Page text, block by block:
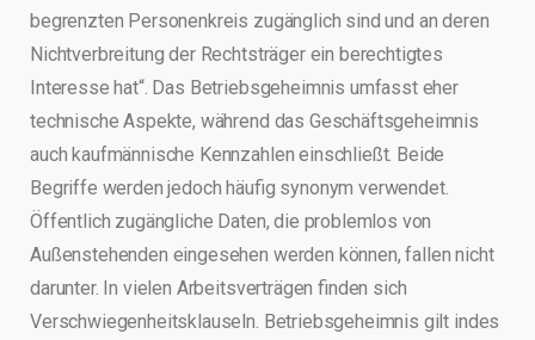
begrenzten Personenkreis zugänglich sind und an deren
Nichtverbreitung der Rechtsträger ein berechtigtes
Interesse hat“. Das Betriebsgeheimnis umfasst eher
technische Aspekte, während das Geschäftsgeheimnis
auch kaufmännische Kennzahlen einschließt. Beide
Begriffe werden jedoch häufig synonym verwendet.
Öffentlich zugängliche Daten, die problemlos von
Außenstehenden eingesehen werden können, fallen nicht
darunter. In vielen Arbeitsverträgen finden sich
Verschwiegenheitsklauseln. Betriebsgeheimnis gilt indes